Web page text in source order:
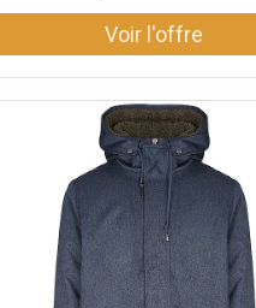
éclair, une poche intérieure et
typiques de ragwear. La
Veste végane avec doublure
Capuche montante avec
Matière hydrofuge 100 %
pluies Coupe droite avec
des manches avec poignets
Ourlet légèrement allongé
à rabat doubles avec
Colonne d'eau : 11000